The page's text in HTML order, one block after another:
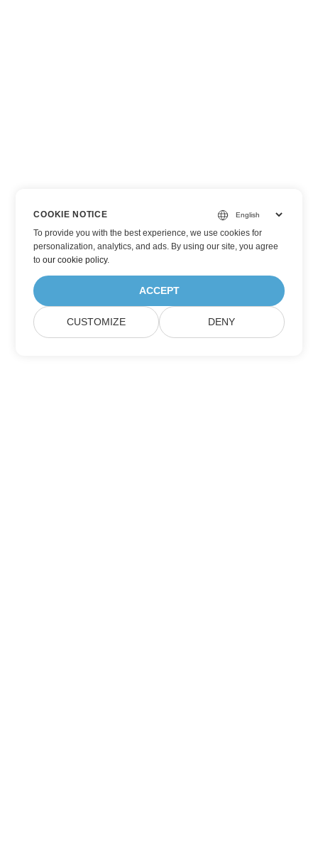
COOKIE NOTICE
To provide you with the best experience, we use cookies for
personalization, analytics, and ads. By using our site, you agree
toour cookie policy.
ACCEPT
CUSTOMIZE DENY